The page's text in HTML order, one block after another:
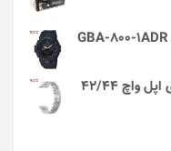
بند طرح Diamond کد i1012 مناسب برای اپل واچ 42/44